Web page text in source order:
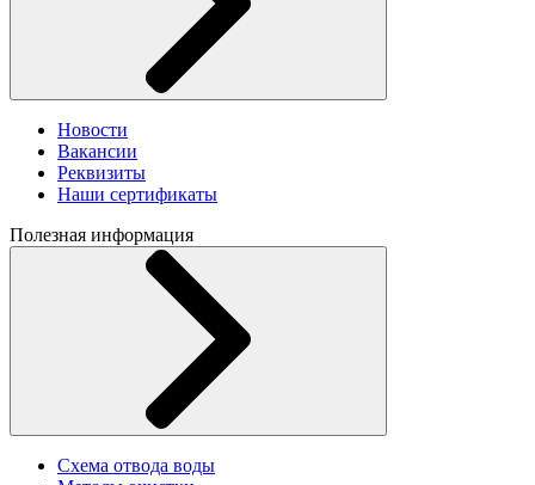
Новости
Вакансии
Реквизиты
Наши сертификаты
Полезная информация
Схема отвода воды